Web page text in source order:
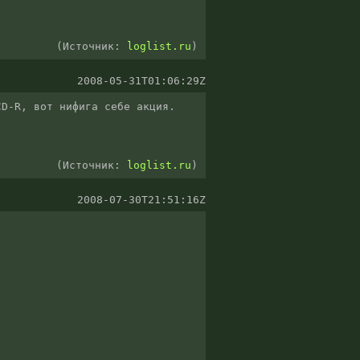
(Источник: loglist.ru )
2008-05-31T01:06:29Z
(Источник: loglist.ru )
2008-07-30T21:51:16Z